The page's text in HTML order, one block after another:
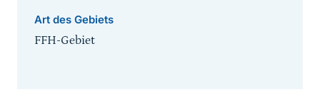
Art des Gebiets
FFH-Gebiet